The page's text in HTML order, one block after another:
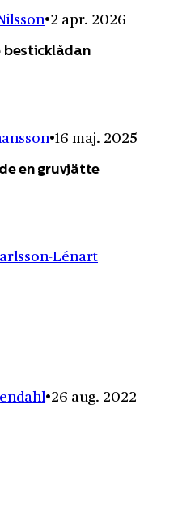
2 apr. 2026
besticklådan
16 maj. 2025
en gruvjätte
Lénart
26 aug. 2022